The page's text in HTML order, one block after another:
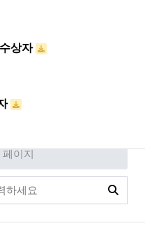
상자
페이지